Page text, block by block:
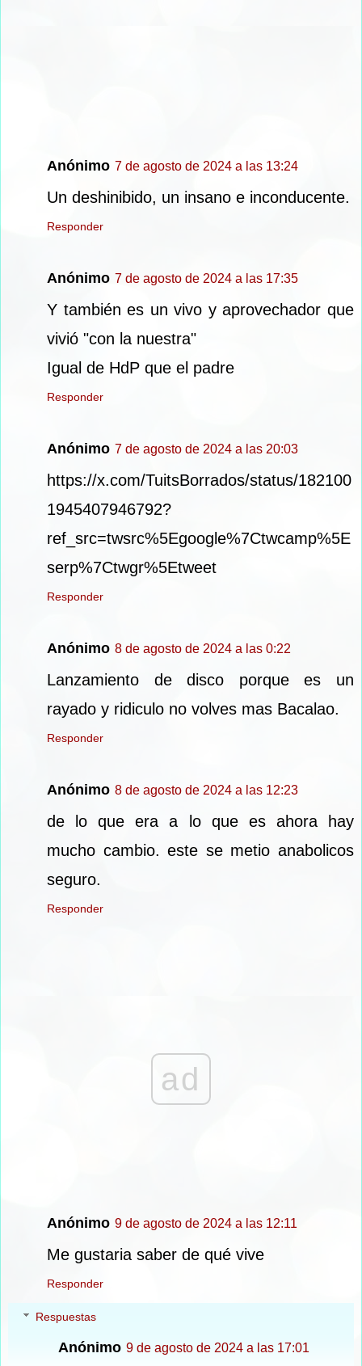
Anónimo 7 de agosto de 2024 a las 13:24
Un deshinibido, un insano e inconducente.
Responder
Anónimo 7 de agosto de 2024 a las 17:35
Y también es un vivo y aprovechador que
vivió "con la nuestra"
Igual de HdP que el padre
Responder
Anónimo 7 de agosto de 2024 a las 20:03
https://x.com/TuitsBorrados/status/182100
1945407946792?
ref_src=twsrc%5Egoogle%7Ctwcamp%5E
serp%7Ctwgr%5Etweet
Responder
Anónimo 8 de agosto de 2024 a las 0:22
Lanzamiento de disco porque es un
rayado y ridiculo no volves mas Bacalao.
Responder
Anónimo 8 de agosto de 2024 a las 12:23
de lo que era a lo que es ahora hay
mucho cambio. este se metio anabolicos
seguro.
Responder
ad
Anónimo 9 de agosto de 2024 a las 12:11
Me gustaria saber de qué vive
Responder
Respuestas
Anónimo 9 de agosto de 2024 a las 17:01